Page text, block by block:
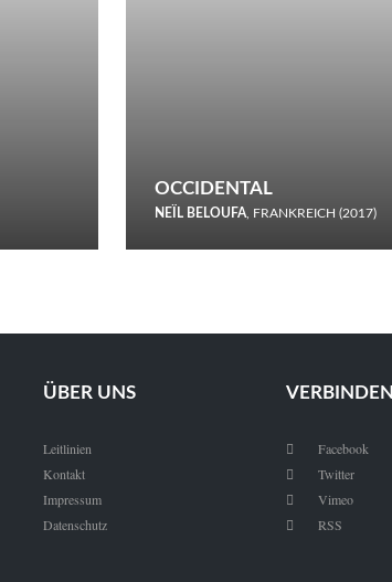
OCCIDENTAL
NEÏL BELOUFA, FRANKREICH (2017)
ÜBER UNS
Leitlinien
Kontakt
Impressum
Datenschutz
VERBINDEN
 Facebook
 Twitter
 Vimeo
 RSS